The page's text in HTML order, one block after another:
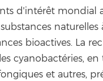
d'intérêt mondial
bioactives. La
cyanobactéries,
et autres,